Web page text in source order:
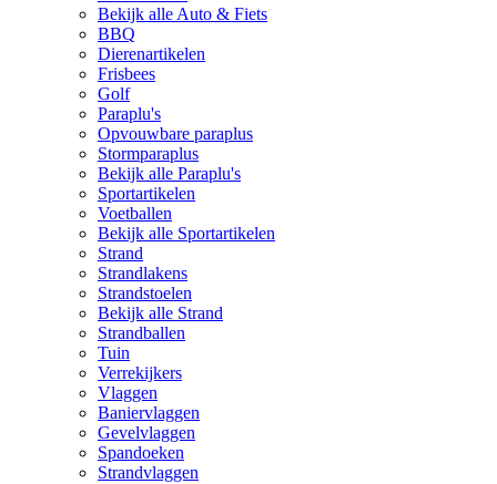
Bekijk alle Auto & Fiets
BBQ
Dierenartikelen
Frisbees
Golf
Paraplu's
Opvouwbare paraplus
Stormparaplus
Bekijk alle Paraplu's
Sportartikelen
Voetballen
Bekijk alle Sportartikelen
Strand
Strandlakens
Strandstoelen
Bekijk alle Strand
Strandballen
Tuin
Verrekijkers
Vlaggen
Baniervlaggen
Gevelvlaggen
Spandoeken
Strandvlaggen